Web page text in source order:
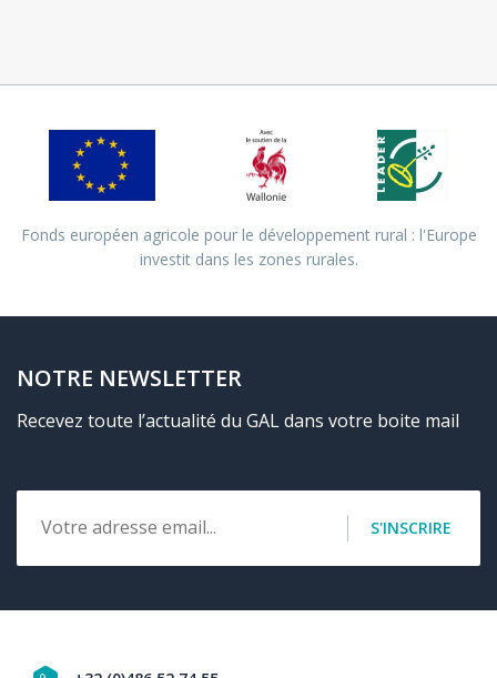
Fonds européen agricole pour le développement rural : l'Europe
investit dans les zones rurales.
NOTRE NEWSLETTER
Recevez toute l’actualité du GAL dans votre boite mail
Email S'INSCRIRE